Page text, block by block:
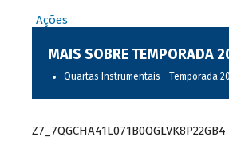
Ações
MAIS SOBRE TEMPORADA
Quartas Instrumentais - Temporada
Z7_7QGCHA41L071B0QGLVK8P22GB4